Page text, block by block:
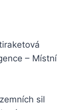
– Místní
sil